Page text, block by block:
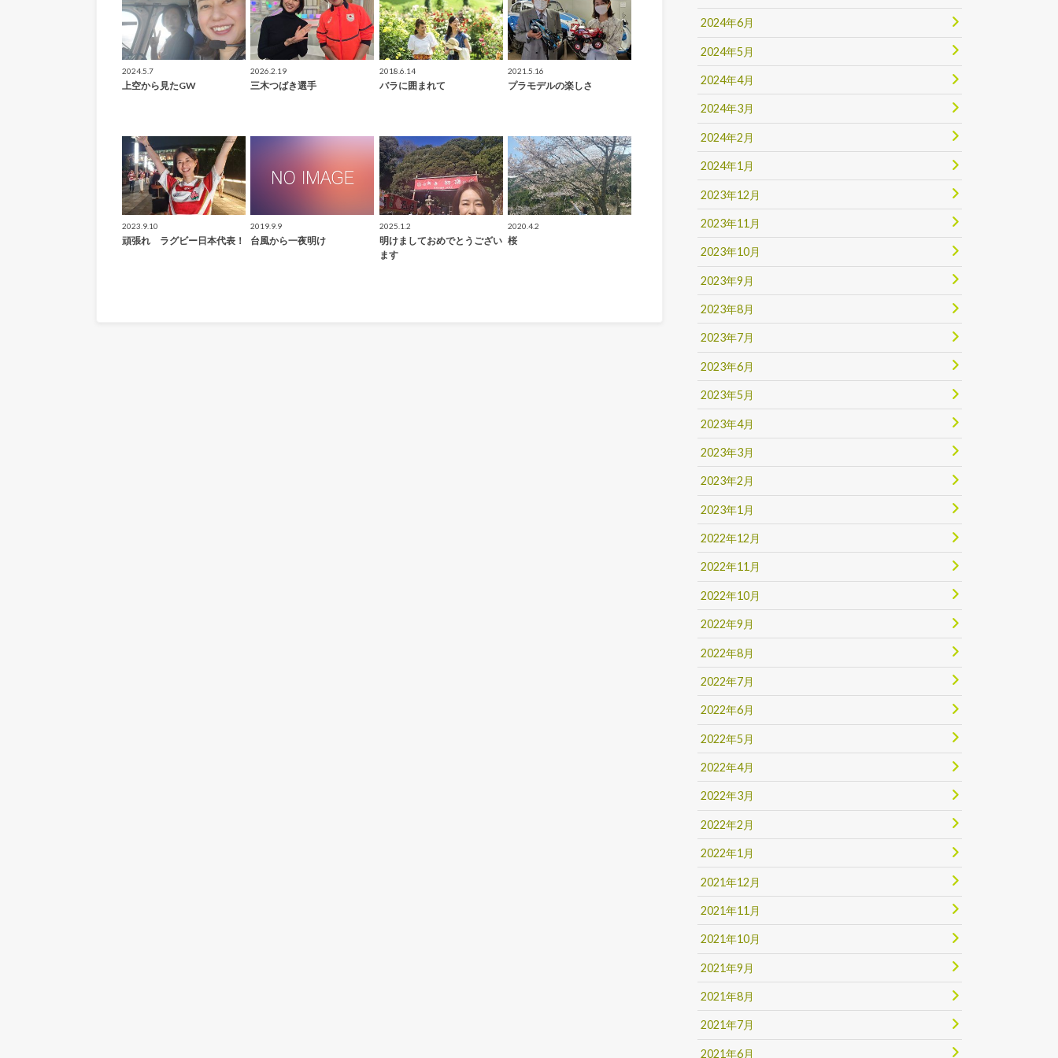
2024.5.7
上空から見たGW
2026.2.19
三木つばき選手
2018.6.14
バラに囲まれて
2021.5.16
プラモデルの楽しさ
2023.9.10
頑張れ ラグビー日本代表！
2019.9.9
台風から一夜明け
2025.1.2
明けましておめでとうござい
ます
2020.4.2
桜
2024年6月
2024年5月
2024年4月
2024年3月
2024年2月
2024年1月
2023年12月
2023年11月
2023年10月
2023年9月
2023年8月
2023年7月
2023年6月
2023年5月
2023年4月
2023年3月
2023年2月
2023年1月
2022年12月
2022年11月
2022年10月
2022年9月
2022年8月
2022年7月
2022年6月
2022年5月
2022年4月
2022年3月
2022年2月
2022年1月
2021年12月
2021年11月
2021年10月
2021年9月
2021年8月
2021年7月
2021年6月